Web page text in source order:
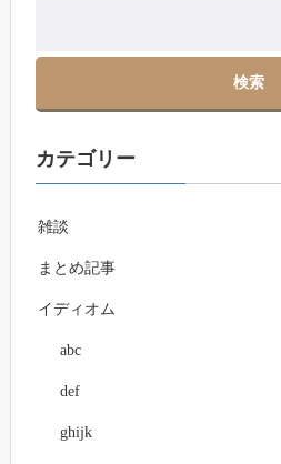
カテゴリー
雑談
まとめ記事
イディオム
abc
def
ghijk